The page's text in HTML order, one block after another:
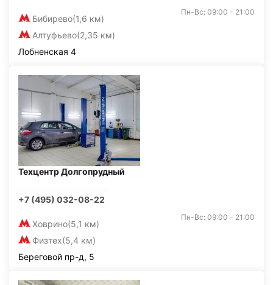
Бибирево(1,6 км)
Алтуфьево(2,35 км)
Пн-Вс: 09:00 - 21:00
Лобненская 4
Техцентр Долгопрудный
+7 (495) 032-08-22
Ховрино(5,1 км)
Физтех(5,4 км)
Пн-Вс: 09:00 - 21:00
Береговой пр-д, 5